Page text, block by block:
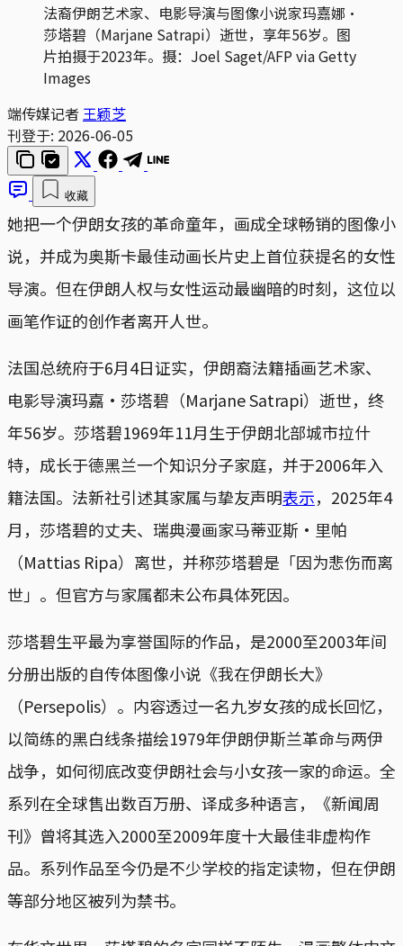
法裔伊朗艺术家、电影导演与图像小说家玛嘉娜‧
莎塔碧（Marjane Satrapi）逝世，享年56岁。图
片拍摄于2023年。摄：Joel Saget/AFP via Getty
Images
端传媒记者 王颖芝
刊登于: 2026-06-05
收藏
她把一个伊朗女孩的革命童年，画成全球畅销的图像小
说，并成为奥斯卡最佳动画长片史上首位获提名的女性
导演。但在伊朗人权与女性运动最幽暗的时刻，这位以
画笔作证的创作者离开人世。
法国总统府于6月4日证实，伊朗裔法籍插画艺术家、
电影导演玛嘉・莎塔碧（Marjane Satrapi）逝世，终
年56岁。莎塔碧1969年11月生于伊朗北部城市拉什
特，成长于德黑兰一个知识分子家庭，并于2006年入
籍法国。法新社引述其家属与挚友声明表示，2025年4
月，莎塔碧的丈夫、瑞典漫画家马蒂亚斯・里帕
（Mattias Ripa）离世，并称莎塔碧是「因为悲伤而离
世」。但官方与家属都未公布具体死因。
莎塔碧生平最为享誉国际的作品，是2000至2003年间
分册出版的自传体图像小说《我在伊朗长大》
（Persepolis）。内容透过一名九岁女孩的成长回忆，
以简练的黑白线条描绘1979年伊朗伊斯兰革命与两伊
战争，如何彻底改变伊朗社会与小女孩一家的命运。全
系列在全球售出数百万册、译成多种语言，《新闻周
刊》曾将其选入2000至2009年度十大最佳非虚构作
品。系列作品至今仍是不少学校的指定读物，但在伊朗
等部分地区被列为禁书。